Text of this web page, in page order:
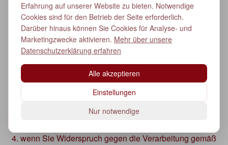
Erfahrung auf unserer Website zu bieten. Notwendige
Cookies sind für den Betrieb der Seite erforderlich.
Darüber hinaus können Sie Cookies für Analyse- und
Marketingzwecke aktivieren. Mehr über unsere
Datenschutzerklärung erfahren
Alle akzeptieren
Einstellungen
Nur notwendige
der personenbezogenen Daten zu überprüfen;
die Verarbeitung unrechtmäßig ist und Sie die
Löschung der personenbezogenen Daten ablehnen
und stattdessen die Einschränkung der Nutzung der
personenbezogenen Daten verlangen;
der Verantwortliche die personenbezogenen Daten für
die Zwecke der Verarbeitung nicht länger benötigt, Sie
diese jedoch zur Geltendmachung, Ausübung oder
wenn Sie Widerspruch gegen die Verarbeitung gemäß